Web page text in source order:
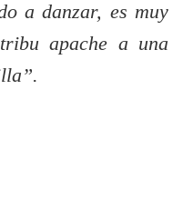
a danzar, es muy
apache a una